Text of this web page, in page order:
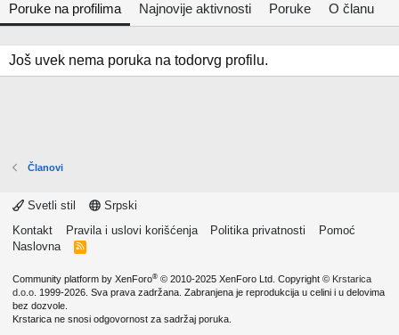
Poruke na profilima Najnovije aktivnosti Poruke O članu
Još uvek nema poruka na todorvg profilu.
Članovi
Svetli stil
Srpski
Kontakt
Pravila i uslovi korišćenja Politika privatnosti
Pomoć
Naslovna
R
Community platform by XenForo® © 2010-2025 XenForo Ltd. Copyright © Krstarica
d.o.o. 1999-2026. Sva prava zadržana. Zabranjena je reprodukcija u celini i u delovima
bez dozvole.
Krstarica ne snosi odgovornost za sadržaj poruka.